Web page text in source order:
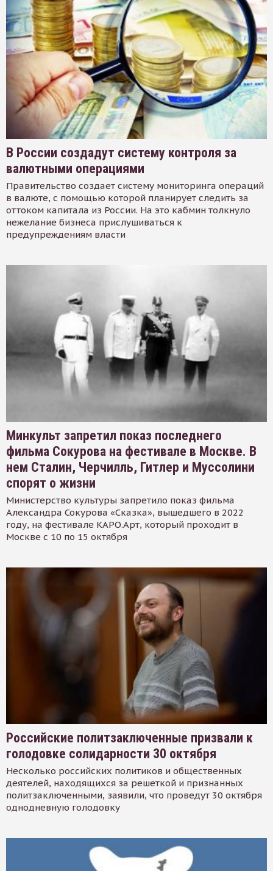
В России создадут систему контроля за
валютными операциями
Правительство создает систему мониторинга операций
в валюте, с помощью которой планирует следить за
оттоком капитала из России. На это кабмин толкнуло
нежелание бизнеса прислушиваться к
предупреждениям власти
Минкульт запретил показ последнего
фильма Сокурова на фестивале в Москве. В
нем Сталин, Черчилль, Гитлер и Муссолини
спорят о жизни
Министерство культуры запретило показ фильма
Александра Сокурова «Сказка», вышедшего в 2022
году, на фестивале КАРО.Арт, который проходит в
Москве с 10 по 15 октября
Российские политзаключенные призвали к
голодовке солидарности 30 октября
Несколько российских политиков и общественных
деятелей, находящихся за решеткой и признанных
политзаключенными, заявили, что проведут 30 октября
однодневную голодовку